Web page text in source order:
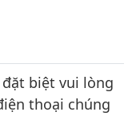
đặt biệt vui lòng
thoại chúng